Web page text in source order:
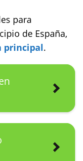
para
de España,
principal.